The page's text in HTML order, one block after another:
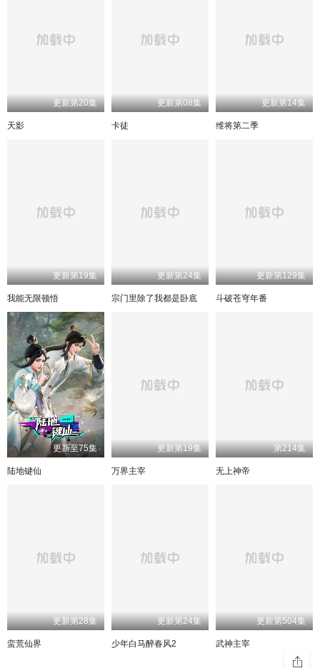
更新第20集
天影
更新第08集
卡徒
更新第14集
维将第二季
更新第19集
我能无限顿悟
更新第24集
宗门里除了我都是卧底
更新第129集
斗破苍穹年番
更新至75集
陆地键仙
更新第19集
万界主宰
第214集
无上神帝
更新第28集
蛮荒仙界
更新第24集
少年白马醉春风2
更新第504集
武神主宰